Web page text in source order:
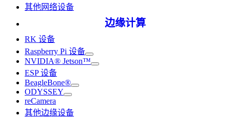
其他网络设备
边缘计算
RK 设备
Raspberry Pi 设备
NVIDIA® Jetson™
ESP 设备
BeagleBone®
ODYSSEY
reCamera
其他边缘设备